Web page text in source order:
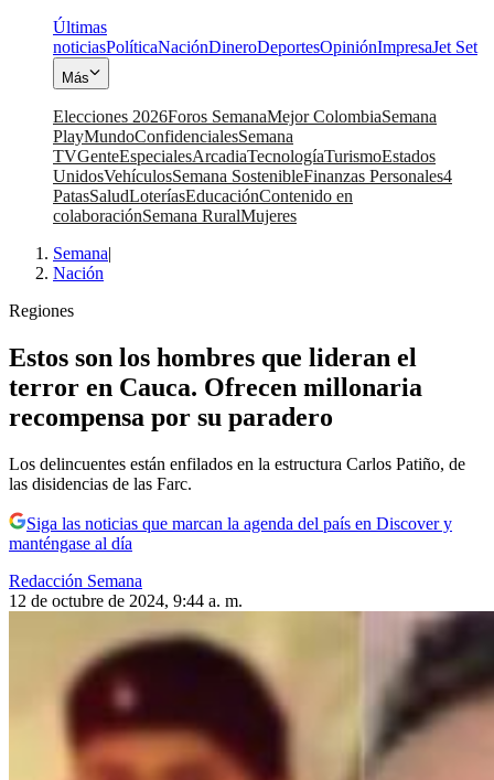
Últimas
noticiasPolíticaNaciónDineroDeportesOpiniónImpresaJet Set
Más
Elecciones 2026Foros SemanaMejor ColombiaSemana
PlayMundoConfidencialesSemana
TVGenteEspecialesArcadiaTecnologíaTurismoEstados
UnidosVehículosSemana SostenibleFinanzas Personales4
PatasSaludLoteríasEducaciónContenido en
colaboraciónSemana RuralMujeres
Semana|
Nación
Regiones
Estos son los hombres que lideran el
terror en Cauca. Ofrecen millonaria
recompensa por su paradero
Los delincuentes están enfilados en la estructura Carlos Patiño, de
las disidencias de las Farc.
Siga las noticias que marcan la agenda del país en Discover y
manténgase al día
Redacción Semana
12 de octubre de 2024, 9:44 a. m.